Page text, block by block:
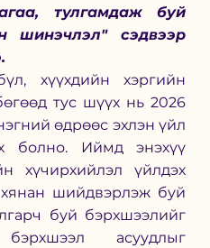
тулгамдаж буй
шинэчлэл" сэдвээр
хүүхдийн хэргийн
тус шүүх нь 2026
өдрөөс эхлэн үйл
болно. Иймд энэхүү
хүчирхийлэл үйлдэх
шийдвэрлэж буй
буй бэрхшээлийг
асуудлыг